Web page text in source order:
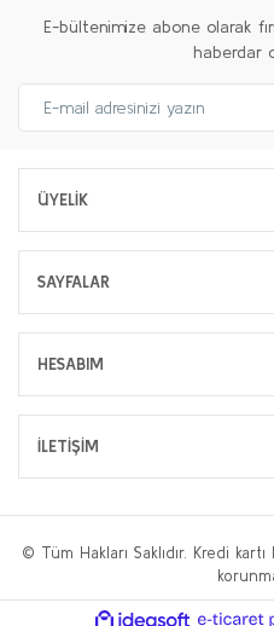
E-bültenimize abone olarak
haberdar
ÜYELİK
SAYFALAR
HESABIM
İLETİŞİM
© Tüm Hakları Saklıdır. Kredi
ideasoft